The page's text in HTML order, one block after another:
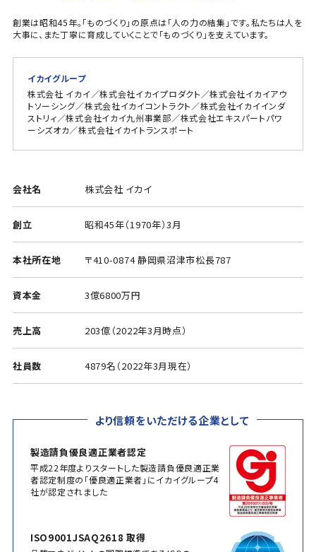
創業は昭和45年。「ものづくり」の原点は「人の力の結集」です。私たちは人を
大事に、また丁寧に育成していくことで「ものづくり」を支えています。
イカイグループ
株式会社 イカイ／株式会社イカイプロダクト／株式会社イカイアウ
トソーシング／株式会社イカイコントラクト／株式会社イカイインダ
ストリィ／株式会社イカイ九州事業部／株式会社エキスパートパワ
ーシズオカ／株式会社イカイトランスポート
会社名 株式会社 イカイ
創立 昭和45年（1970年）3月
本社所在地 〒410-0874 静岡県沼津市松長787
資本金 3億6800万円
売上高 203億（2022年3月時点）
社員数 4879名（2022年3月現在）
より信頼をいただける企業として
製造請負優良適正業者認定
平成22年度よりスタートした製造請負優良適正業
者認定制度の「優良適正業者」にイカイグループ4
社が認定されました
ISO9001JSAQ2618 取得